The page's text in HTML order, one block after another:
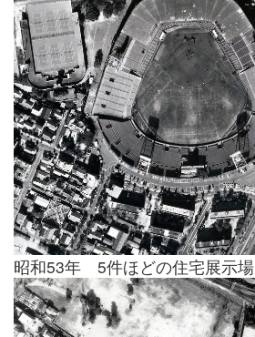
昭和53年 5件ほどの住宅展示場